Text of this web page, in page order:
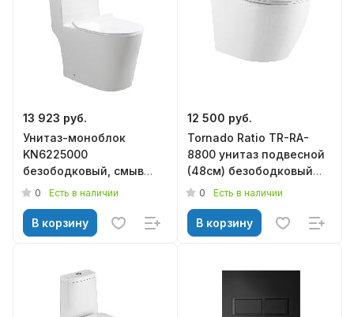
13 923 руб.
Унитаз-моноблок
KN6225000
безободковый, смыв
торнадо, сиденье
690*360*790, KNOIS
0 Есть в наличии
В корзину
12 500 руб.
Tornado Ratio TR-RA-
8800 унитаз подвесной
(48см) безободковый
белый с сид. дюр.
0 Есть в наличии
В корзину